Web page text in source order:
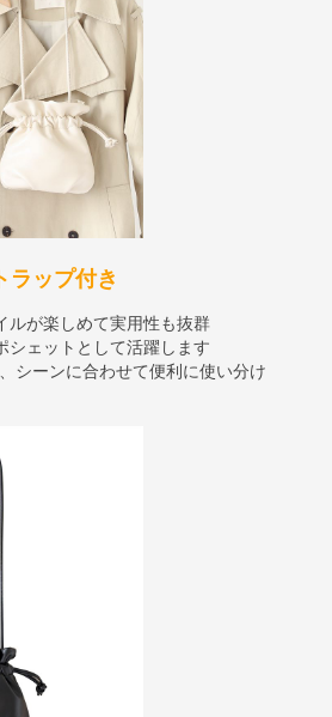
ラップ付き
ルが楽しめて実用性も抜群
シェットとして活躍します
シーンに合わせて便利に使い分け